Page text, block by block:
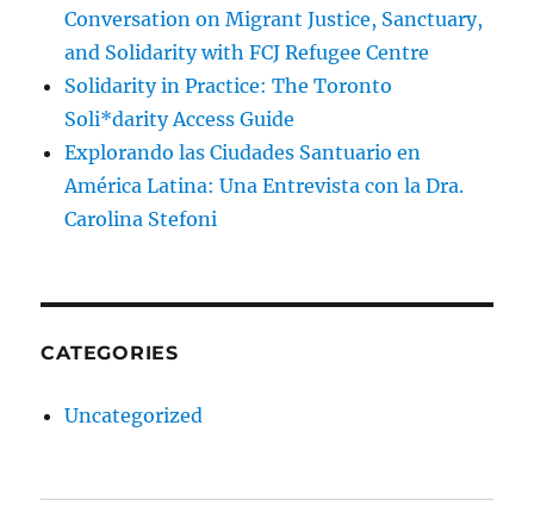
Conversation on Migrant Justice, Sanctuary,
and Solidarity with FCJ Refugee Centre
Solidarity in Practice: The Toronto
Soli*darity Access Guide
Explorando las Ciudades Santuario en
América Latina: Una Entrevista con la Dra.
Carolina Stefoni
CATEGORIES
Uncategorized